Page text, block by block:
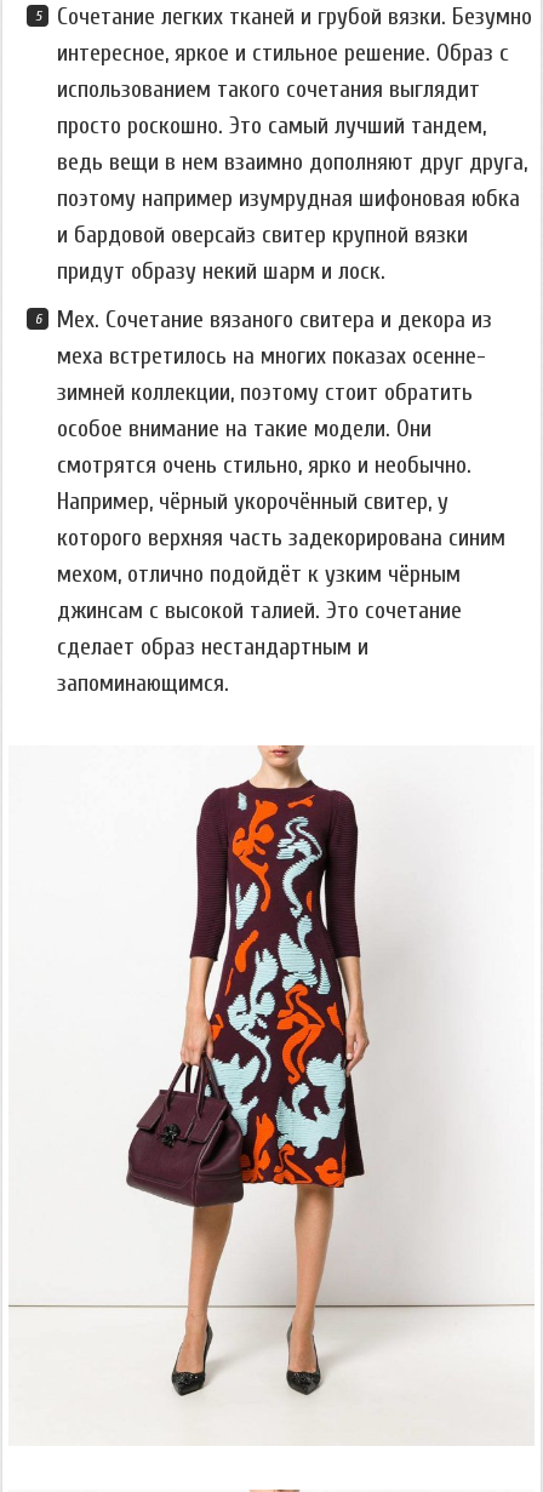
Сочетание легких тканей и грубой вязки. Безумно
интересное, яркое и стильное решение. Образ с
использованием такого сочетания выглядит
просто роскошно. Это самый лучший тандем,
ведь вещи в нем взаимно дополняют друг друга,
поэтому например изумрудная шифоновая юбка
и бардовой оверсайз свитер крупной вязки
придут образу некий шарм и лоск.
Мех. Сочетание вязаного свитера и декора из
меха встретилось на многих показах осенне-
зимней коллекции, поэтому стоит обратить
особое внимание на такие модели. Они
смотрятся очень стильно, ярко и необычно.
Например, чёрный укорочённый свитер, у
которого верхняя часть задекорирована синим
мехом, отлично подойдёт к узким чёрным
джинсам с высокой талией. Это сочетание
сделает образ нестандартным и
запоминающимся.